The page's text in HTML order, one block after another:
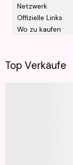
Netzwerk
Offizielle Links
Wo zu kaufen
Top Verkäufe